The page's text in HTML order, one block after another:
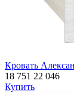
Кровать
18 751 22 046
Купить